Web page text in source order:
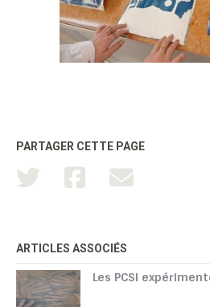
PARTAGER CETTE PAGE
ARTICLES ASSOCIÉS
Les PCSI